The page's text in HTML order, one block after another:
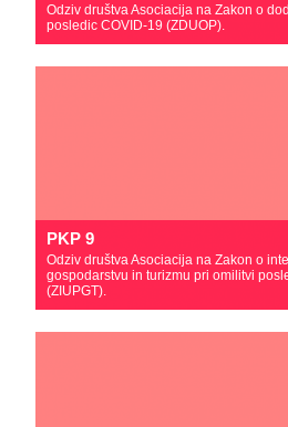
Odziv društva Asociacija na Zakon o
posledic COVID-19 (ZDUOP).
PKP 9
Odziv društva Asociacija na Zakon o
gospodarstvu in turizmu pri omilitvi
(ZIUPGT).